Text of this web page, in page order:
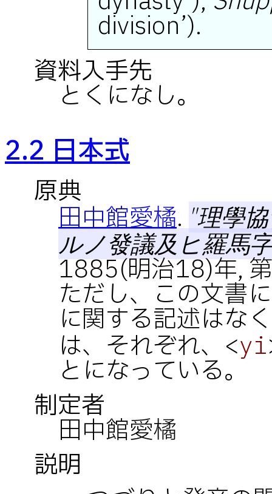
division’).
資料入手先
とくになし。
2.2 日本式
原典
田中館愛橘. "理學
ルノ發議及ヒ羅馬
1885(明治18)年,
ただし、この文書
に関する記述はな
は、それぞれ、<yi
とになっている。
制定者
田中館愛橘
説明